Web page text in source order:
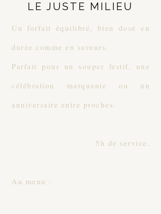
LE JUSTE MILIEU
Un forfait équilibré, bien dosé en
durée comme en saveurs.
Parfait pour un souper festif, une
célébration marquante ou un
anniversaire entre proches.
5h de service.
Au menu :